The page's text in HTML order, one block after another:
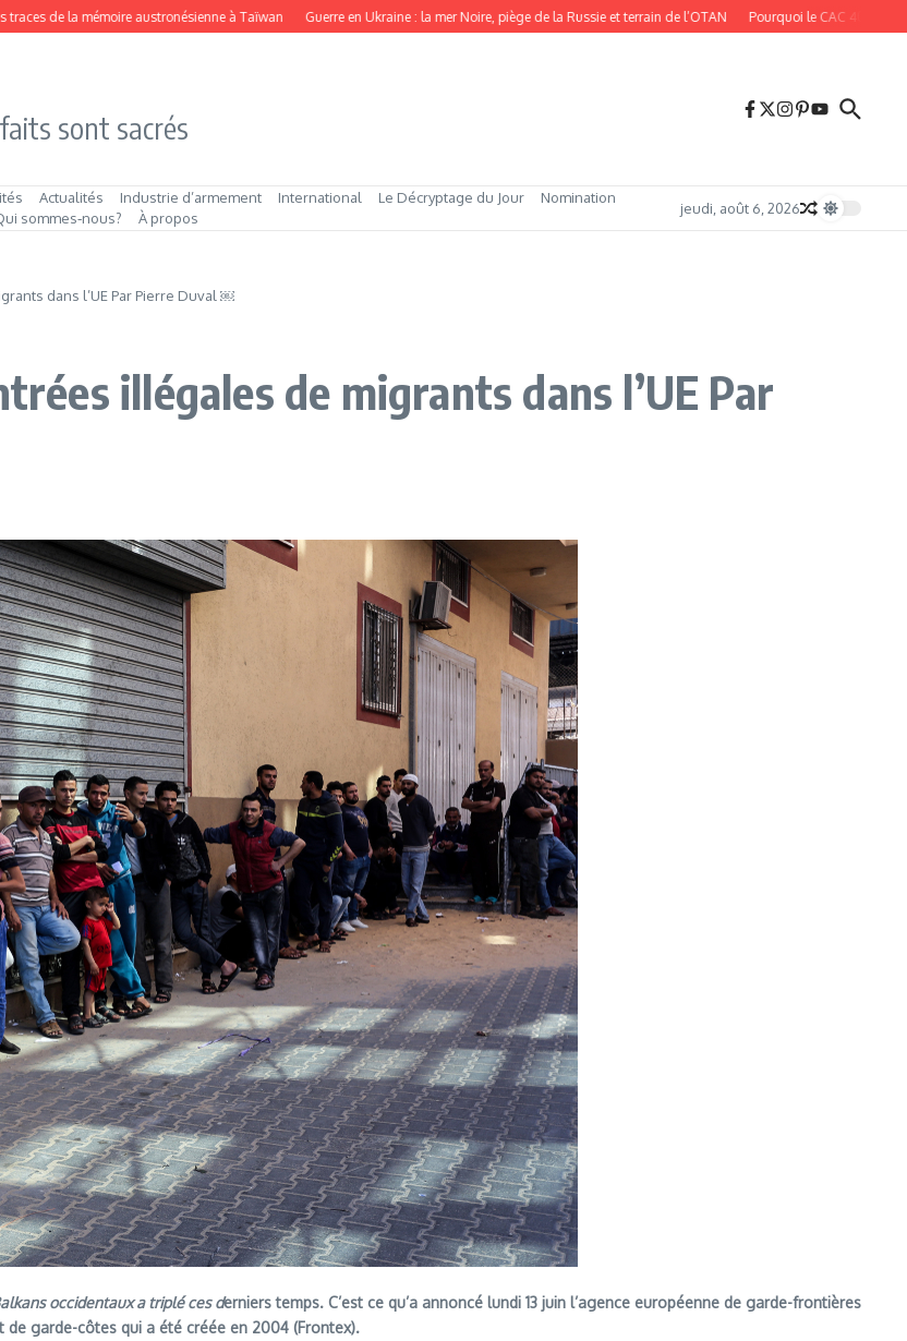
de la mémoire austronésienne à Taïwan Guerre en Ukraine : la mer Noire, piège de la Russie et terrain de l’OTAN Pourquoi le CAC 40 bat des
sont sacrés
Actualités Industrie d’armement International Le Décryptage du Jour
Nomination
sommes‑nous? À propos
jeudi, août 6, 2026
dans l’UE Par Pierre Duval ￼
illégales de migrants dans l’UE Par
occidentaux a triplé ces derniers temps. C’est ce qu’a annoncé lundi 13 juin l’agence européenne de garde-frontières
de garde-côtes qui a été créée en 2004 (Frontex).